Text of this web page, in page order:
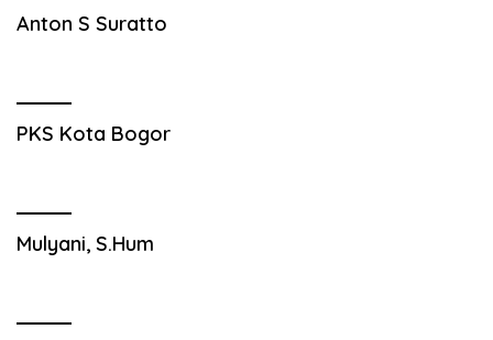
Anton S Suratto
PKS Kota Bogor
Mulyani, S.Hum